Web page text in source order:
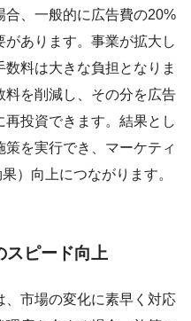
合、一般的に広告費の20%
あります。事業が拡大し
料は大きな負担となりま
を削減し、その分を広告
投資できます。結果とし
を実行でき、マーケティ
）向上につながります。
スピード向上
、市場の変化に素早く対応